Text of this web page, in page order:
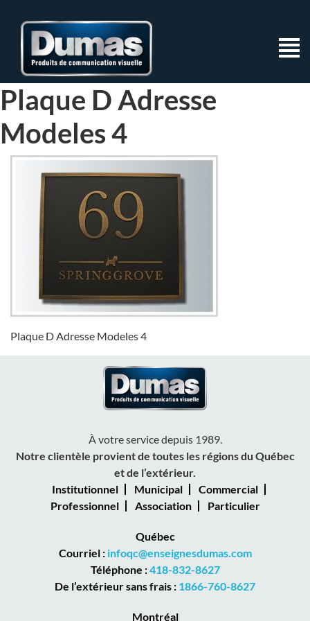
Plaque D Adresse
Modeles 4
Plaque D Adresse Modeles 4
À votre service depuis 1989.
Notre clientèle provient de toutes les régions du Québec
et de l’extérieur.
Institutionnel
Municipal
Commercial
Professionnel
Association Particulier
Québec
Courriel : infoqc@enseignesdumas.com
Téléphone :418-832-8627
De l’extérieur sans frais : 1866-760-8627
Montréal